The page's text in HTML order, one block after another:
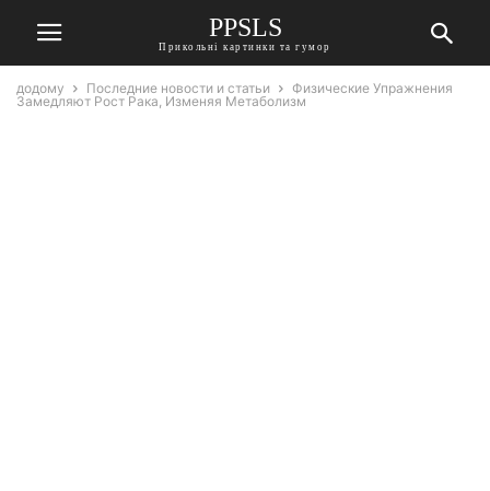
PPSLS
Прикольні картинки та гумор
додому Последние новости и статьи
Физические Упражнения
Замедляют Рост Рака, Изменяя Метаболизм